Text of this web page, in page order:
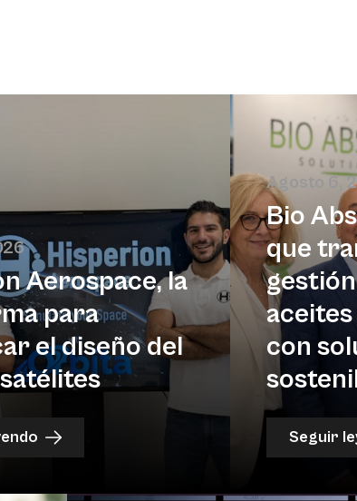
Aerospace, la
para
el diseño del
Agosto 6,
Bio
que
con
Seguir